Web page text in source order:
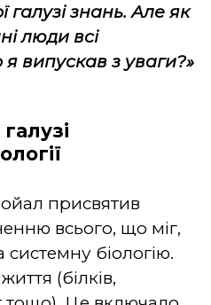
галузі знань. Але як
люди всі
випускав з уваги?»
присвятив
всього, що міг,
біологію.
(білків,